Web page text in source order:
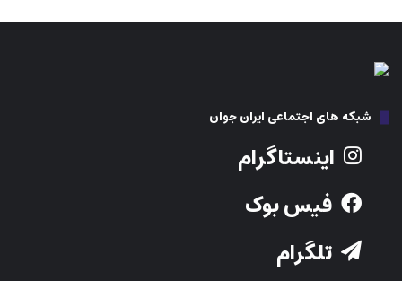
شبکه های اجتماعی ایران جوان
اینستاگرام
فیس بوک
تلگرام